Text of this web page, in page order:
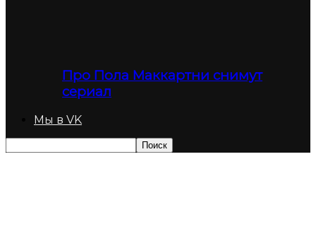
Про Пола Маккартни снимут
сериал
Мы в VK